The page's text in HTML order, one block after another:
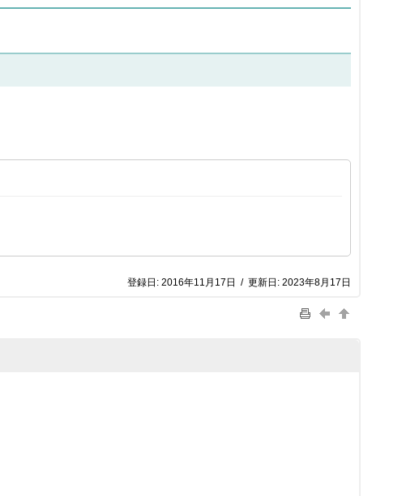
登録日: 2016年11月17日 / 更新日: 2023年8月17日